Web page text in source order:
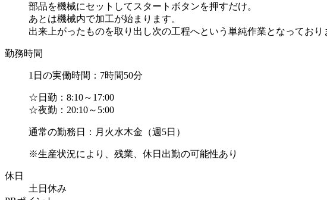
部品を機械にセットしてスタートボタンを押すだけ。
あとは機械内で加工が始まります。
出来上がったものを取り出し次の工程へという単純作業となっており
勤務時間
1日の実働時間：7時間50分
☆日勤：8:10～17:00
☆夜勤：20:10～5:00
通常の勤務日：月火水木金（週5日）
※生産状況により、残業、休日出勤の可能性あり
休日
土日休み